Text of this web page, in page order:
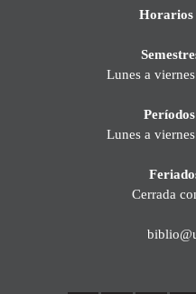
Horarios
Lunes a
Lunes a
Cerrada